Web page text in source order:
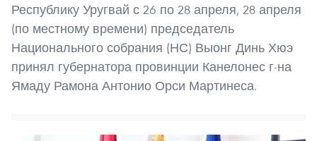
Республику Уругвай с 26 по 28 апреля, 28 апреля
(по местному времени) председатель
Национального собрания (НС) Выонг Динь Хюэ
принял губернатора провинции Канелонес г-на
Ямаду Рамона Антонио Орси Мартинеса.